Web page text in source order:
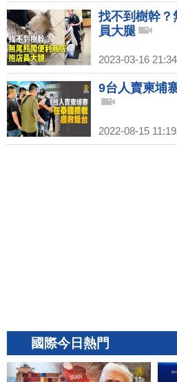
找不到樹幹？
員大腿
2023-03-16
9台人賣柬埔
2022-08-15
國際今日熱門